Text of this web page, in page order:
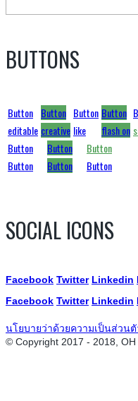
BUTTONS
Button Button Button Button
editable creative like flash on
Button
Button
Button
Button
Button Button
SOCIAL ICONS
Facebook Twitter Linkedin
Facebook Twitter Linkedin
นโยบายว่าด้วยความเป็นส่วน
© Copyright 2017 - 2018,